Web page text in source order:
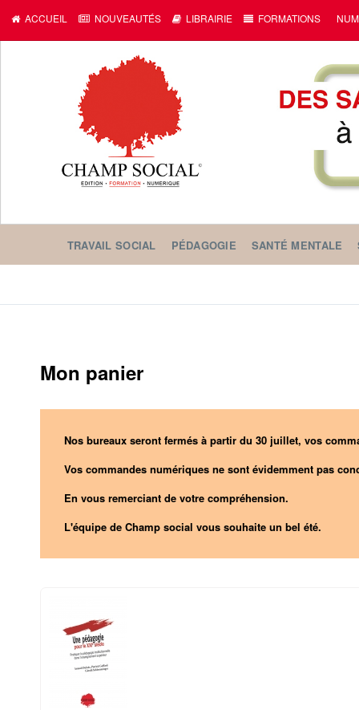
ACCUEIL NOUVEAUTÉS LIBRAIRIE FORMATIONS
TRAVAIL SOCIAL PÉDAGOGIE SANTÉ MENTALE
Mon panier
Nos bureaux seront fermés à partir du 30 juillet, vos
Vos commandes numériques ne sont évidemment pas
En vous remerciant de votre compréhension.
L'équipe de Champ social vous souhaite un bel été.